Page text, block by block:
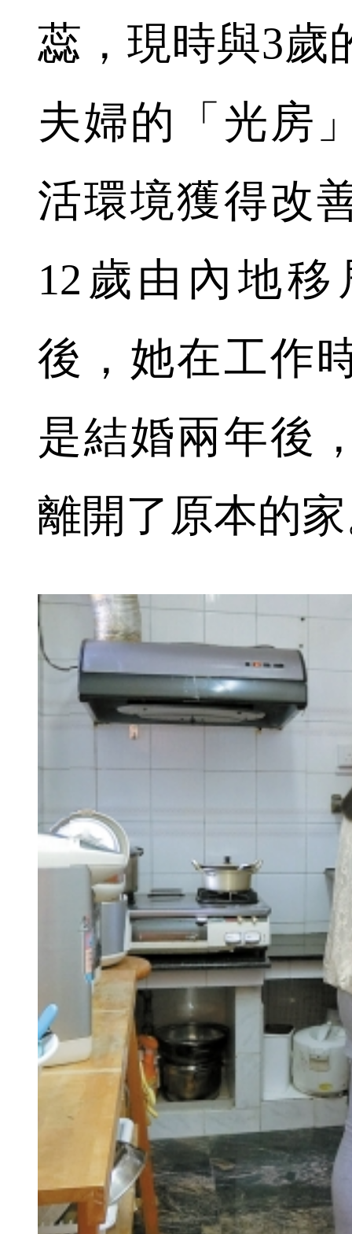
蕊，現時與3歲
夫婦的「光房
活環境獲得改
12歲由內地
後，她在工作
是結婚兩年後
離開了原本的